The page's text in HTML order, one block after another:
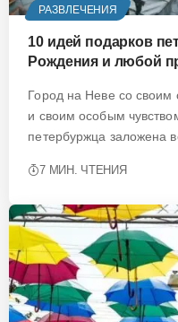
РАЗВЛЕЧЕНИЯ
10 идей подарков
Рождения и любой
Город на Неве со
и своим особым
петербуржца заложена
7 МИН. ЧТЕНИЯ